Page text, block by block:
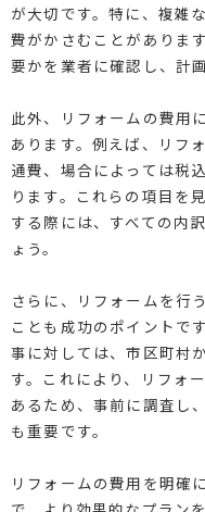
が大切です。特に、複雑
費がかさむことがありま
要かを業者に確認し、計
此外、リフォームの費用
あります。例えば、リフ
通費、場合によっては税
ります。これらの項目を
する際には、すべての内
ょう。
さらに、リフォームを行
ことも成功のポイントで
事に対しては、市区町村
す。これにより、リフォ
あるため、事前に調査し
も重要です。
リフォームの費用を明確